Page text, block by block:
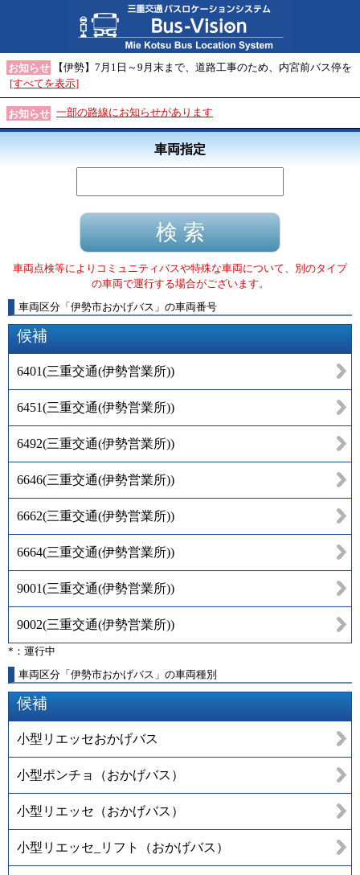
お知らせ
【伊勢】7月1日～9月末まで、道路工事のため、内宮前バス停を
[すべてを表示]
お知らせ 一部の路線にお知らせがあります
車両指定
車両点検等によりコミュニティバスや特殊な車両について、別のタイプ
の車両で運行する場合がございます。
車両区分 「 伊勢市おかげバス 」 の車両番号
候補
6401(三重交通(伊勢営業所))
6451(三重交通(伊勢営業所))
6492(三重交通(伊勢営業所))
6646(三重交通(伊勢営業所))
6662(三重交通(伊勢営業所))
6664(三重交通(伊勢営業所))
9001(三重交通(伊勢営業所))
9002(三重交通(伊勢営業所))
*：運行中
車両区分「伊勢市おかげバス」の車両種別
候補
小型リエッセおかげバス
小型ポンチョ（おかげバス）
小型リエッセ（おかげバス）
小型リエッセ_リフト（おかげバス）